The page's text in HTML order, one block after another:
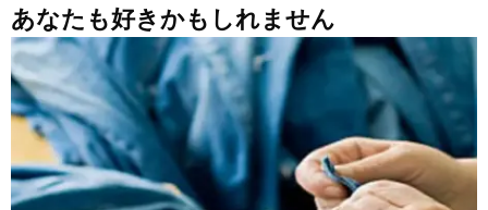
あなたも好きかもしれません